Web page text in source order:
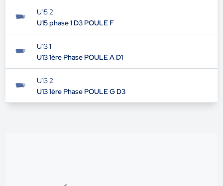
U15 2
U15 phase 1 D3 POULE F
U13 1
U13 1ère Phase POULE A D1
U13 2
U13 1ère Phase POULE G D3